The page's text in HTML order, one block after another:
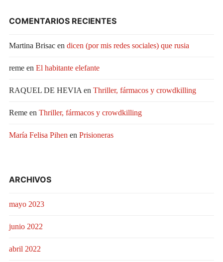
COMENTARIOS RECIENTES
Martina Brisacen dicen (por mis redes sociales) que rusia
remeen El habitante elefante
RAQUEL DE HEVIA en Thriller, fármacos y crowdkilling
Remeen Thriller, fármacos y crowdkilling
María Felisa Pihen en Prisioneras
ARCHIVOS
mayo 2023
junio 2022
abril 2022